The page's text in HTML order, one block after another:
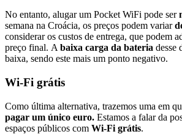
No entanto, alugar um Pocket WiFi pode ser
semana na Croácia, os preços podem variar
considerar os custos de entrega, que podem
preço final. A baixa carga da bateria desse
baixa, sendo este mais um ponto negativo.
Wi-Fi grátis
Como última alternativa, trazemos uma em
pagar um único euro. Estamos a falar da
espaços públicos com Wi-Fi grátis.